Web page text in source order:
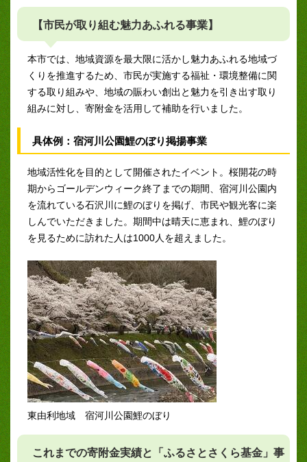
【市民が取り組む魅力あふれる事業】
本市では、地域資源を最大限に活かし魅力あふれる地域づ
くりを推進するため、市民が実施する福祉・環境整備に関
する取り組みや、地域の賑わい創出と魅力を引き出す取り
組みに対し、寄附金を活用して補助を行いました。
具体例：宿河川公園鯉のぼり掲揚事業
地域活性化を目的として開催されたイベント。桜開花の時
期からゴールデンウィーク終了までの期間、宿河川公園内
を流れている石沢川に鯉のぼりを掲げ、市民や観光客に楽
しんでいただきました。期間中は晴天に恵まれ、鯉のぼり
を見るために訪れた人は1000人を超えました。
東由利地域 宿河川公園鯉のぼり
これまでの寄附金実績と「ふるさとさくら基金」事